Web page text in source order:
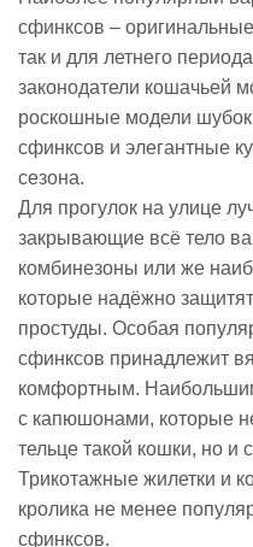
сфинксов –
так и для летнего
законодатели кошачьей
роскошные модели шубок
сфинксов и элегантные
сезона.
Для прогулок на улице
закрывающие всё тело
комбинезоны или же
которые надёжно
простуды. Особая
сфинксов принадлежит
комфортным.
с капюшонами, которые
тельце такой кошки, но и
Трикотажные жилетки и
кролика не менее
сфинксов.